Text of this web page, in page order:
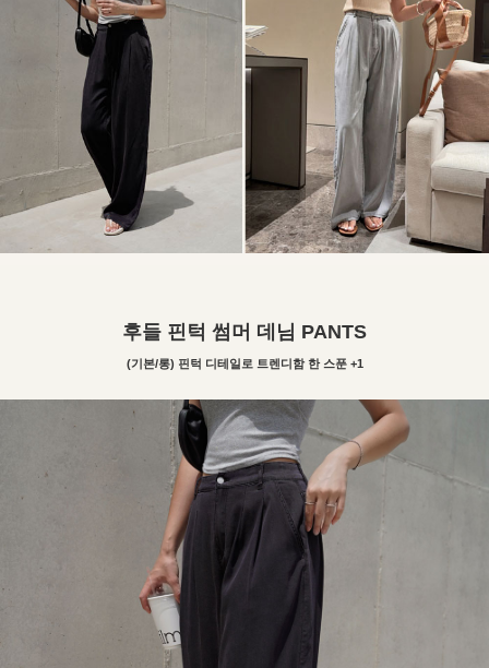
후들 핀턱 썸머 데님 PANTS
(기본/롱) 핀턱 디테일로 트렌디함 한 스푼 +1